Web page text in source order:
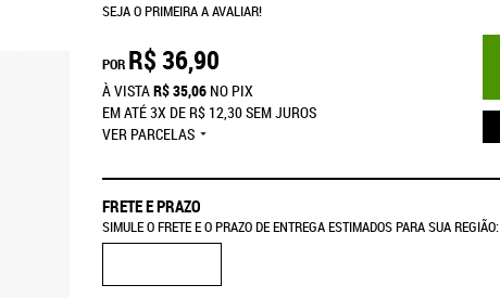
SEJA O PRIMEIRA A AVALIAR!
POR R$ 36,90
À VISTAR$ 35,06 NO PIX
EM ATÉ3X DE R$ 12,30SEM JUROS
VER PARCELAS
FRETE E PRAZO
SIMULE O FRETE E O PRAZO DE ENTREGA ESTIMADOS PARA SUA REGIÃO: